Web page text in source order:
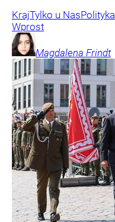
KrajTylko u NasPolityka
Wprost
Magdalena Frindt